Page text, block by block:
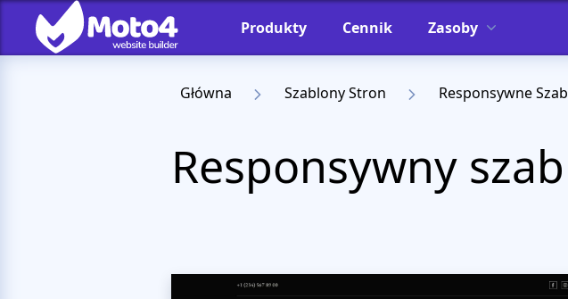
Produkty Cennik Zasoby
Główna Szablony Stron Responsywne
Responsywny